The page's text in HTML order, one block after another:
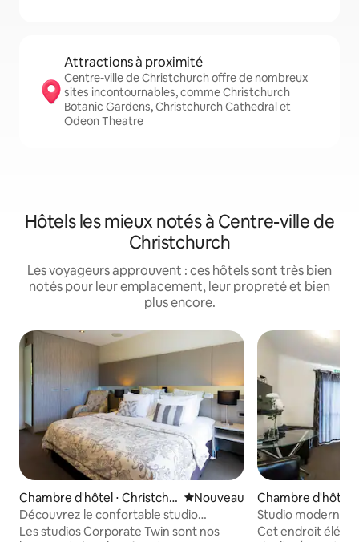
Attractions à proximité
Centre-ville de Christchurch offre de nombreux
sites incontournables, comme Christchurch
Botanic Gardens, Christchurch Cathedral et
Odeon Theatre
Hôtels les mieux notés à Centre-ville de
Christchurch
Les voyageurs approuvent : ces hôtels sont très bien
notés pour leur emplacement, leur propreté et bien
plus encore.
Chambre d'hôtel ⋅ Christchu
rch
Nouvel hébergement
Nouveau
Découvrez le confortable studio
Corporate Twin
Les studios Corporate Twin sont nos
Chambre d'hôtel
Studio moderne
50 chaînes SKY
Cet endroit